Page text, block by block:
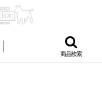
商品検索